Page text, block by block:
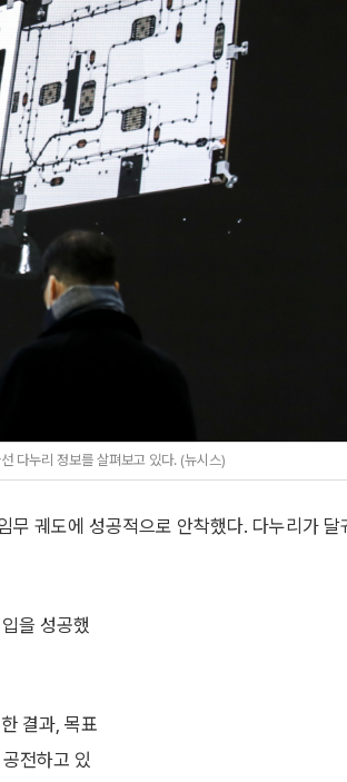
다누리 정보를 살펴보고 있다. (뉴시스)
궤도에 성공적으로 안착했다. 다누리가 달
을 성공했
결과, 목표
전하고 있